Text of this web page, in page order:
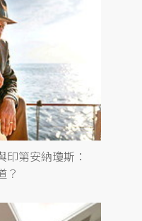
第安納瓊斯：
？